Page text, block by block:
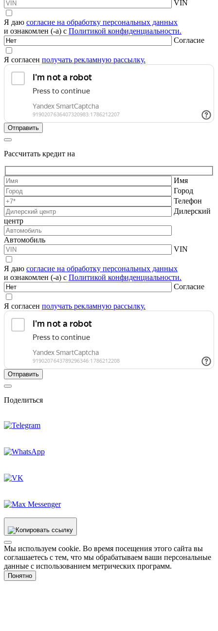
VIN
Я даю согласие на обработку персональных данных
и ознакомлен (-а) с Политикой конфиденциальности.
Согласие
Я согласен получать рекламную рассылку.
Рассчитать кредит на
Имя
Город
Телефон
Дилерский
центр
Автомобиль
VIN
Я даю согласие на обработку персональных данных
и ознакомлен (-а) с Политикой конфиденциальности.
Согласие
Я согласен получать рекламную рассылку.
Поделиться
Мы используем cookie. Во время посещения этого сайта вы
соглашаетесь с тем, что мы обрабатываем ваши персональные
данные с использованием метрических программ.
Понятно